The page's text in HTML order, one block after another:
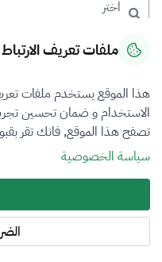
رقم الترخيص
التصنيف
VFR3
فرع التقييم
ملفات تعريف الارتباط
هذا الموقع يستخدم ملفات
الاستخدام و ضمان تحسين
تصفح هذا الموقع, فانك تقر
سياسة الخصوصية